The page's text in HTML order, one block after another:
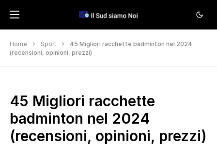
Home Sport
45 Migliori racchette badminton nel 2024
(recensioni, opinioni, prezzi)
45 Migliori racchette
badminton nel 2024
(recensioni, opinioni, prezzi)